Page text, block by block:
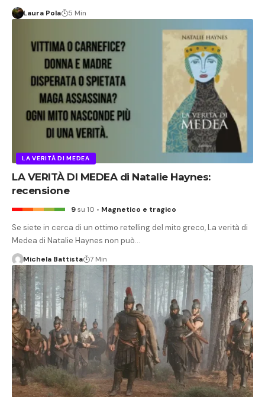
Laura Pola 5 Min
LA VERITÀ DI MEDEA
LA VERITÀ DI MEDEA di Natalie Haynes:
recensione
9su 10 Magnetico e tragico
Se siete in cerca di un ottimo retelling del mito greco, La verità di
Medea di Natalie Haynes non può…
Michela Battista 7 Min